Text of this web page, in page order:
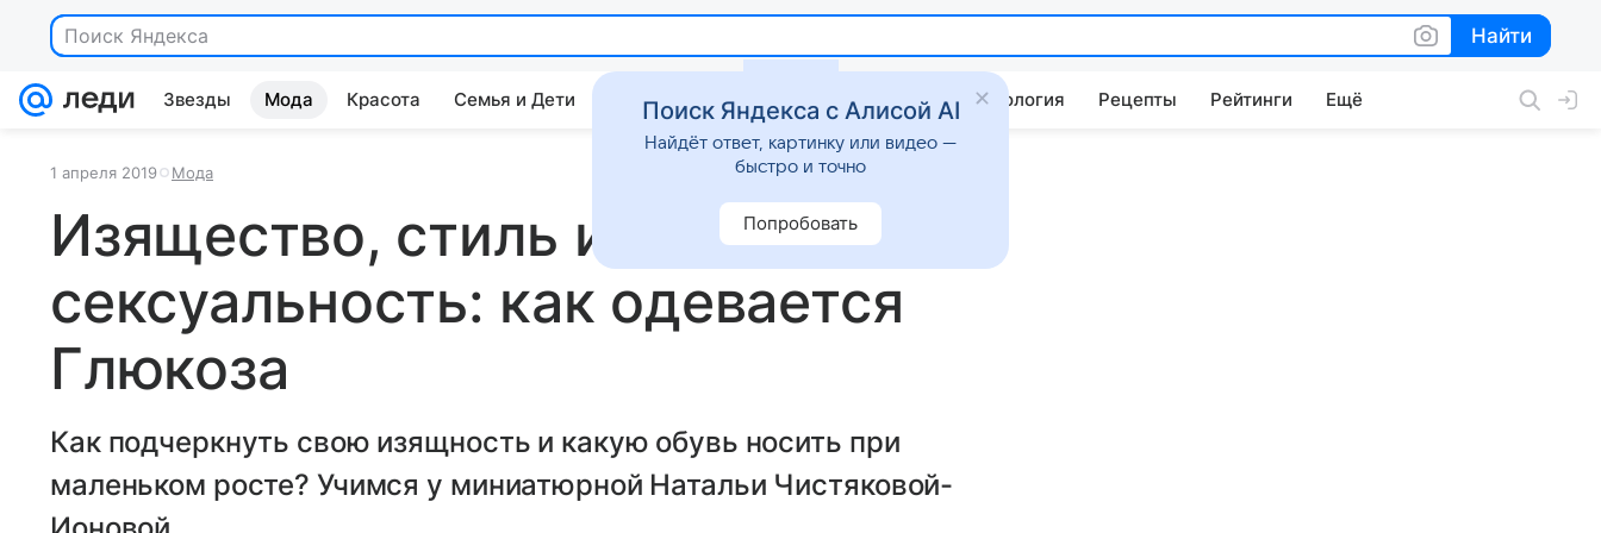
Поиск Яндекса Найти
Найти
Звезды Мода Красота Семья и Дети Дом Гороскопы Стиль жизни Психология Рецепты Рейтинги Ещё
1 апреля 2019 Мода
Изящество, стиль и
сексуальность: как одевается
Глюкоза
Как подчеркнуть свою изящность и какую обувь носить при
маленьком росте? Учимся у миниатюрной Натальи Чистяковой-
Поиск Яндекса с Алисой AI
Найдёт ответ, картинку или видео —
быстро и точно
Попробовать